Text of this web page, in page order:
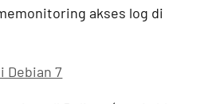
akses log di
Debian 7